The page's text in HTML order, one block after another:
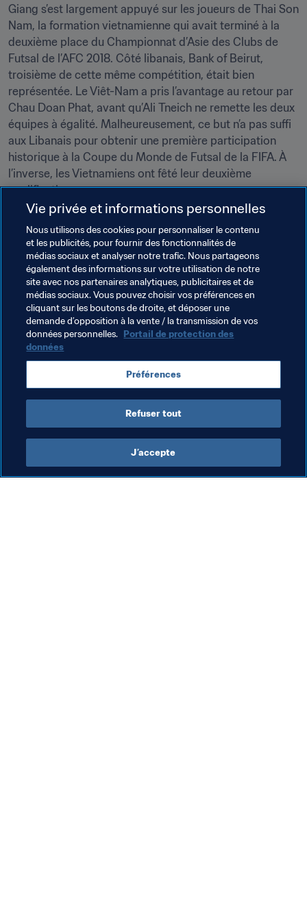
Giang s’est largement appuyé sur les joueurs de Thai Son
Nam, la formation vietnamienne qui avait terminé à la
deuxième place du Championnat d’Asie des Clubs de
Futsal de l’AFC 2018. Côté libanais, Bank of Beirut,
troisième de cette même compétition, était bien
représentée. Le Viêt-Nam a pris l’avantage au retour par
Chau Doan Phat, avant qu’Ali Tneich ne remette les deux
équipes à égalité. Malheureusement, ce but n’a pas suffi
aux Libanais pour obtenir une première participation
historique à la Coupe du Monde de Futsal de la FIFA. À
l’inverse, les Vietnamiens ont fêté leur deuxième
qualification.
La Thaïlande et le Viêt-Nam rejoignent la RI Iran, le
Japon et l’Ouzbékistan en phase finale d’un tournoi qui
débutera le 12 septembre prochain, en Lituanie.
Thèmes en lien
Coupe du Monde de Futsal de la FIFA, Lituanie 2021
Thailand Vietnam
Vie privée et informations personnelles
Nous utilisons des cookies pour personnaliser le contenu
et les publicités, pour fournir des fonctionnalités de
médias sociaux et analyser notre trafic. Nous partageons
également des informations sur votre utilisation de notre
site avec nos partenaires analytiques, publicitaires et de
médias sociaux. Vous pouvez choisir vos préférences en
cliquant sur les boutons de droite, et déposer une
demande d’opposition à la vente / la transmission de vos
données personnelles. Portail de protection des
données
Préférences
Refuser tout
J’accepte